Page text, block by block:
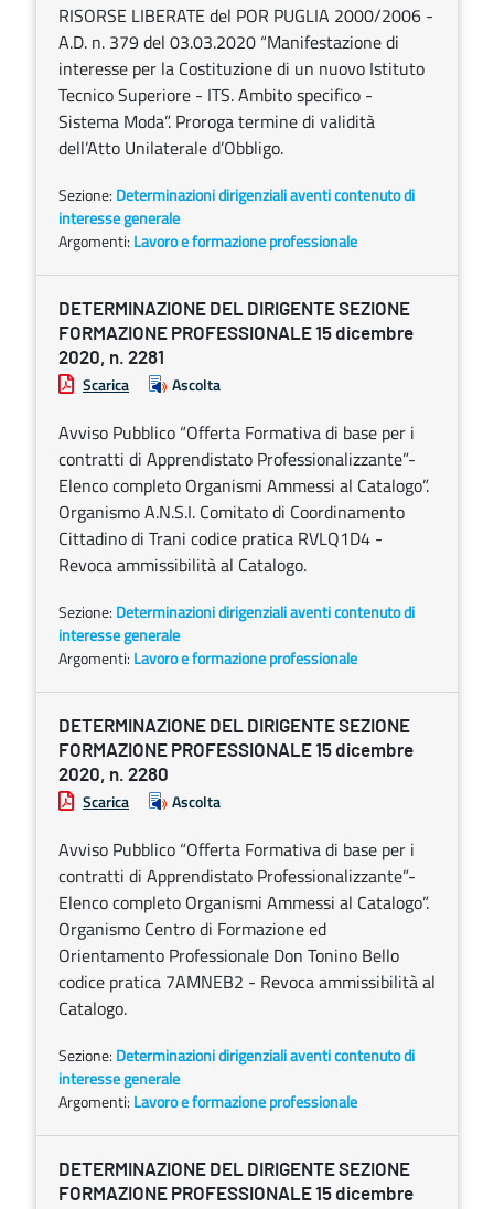
RISORSE LIBERATE del POR PUGLIA 2000/2006 -
A.D. n. 379 del 03.03.2020 “Manifestazione di
interesse per la Costituzione di un nuovo Istituto
Tecnico Superiore - ITS. Ambito specifico -
Sistema Moda”. Proroga termine di validità
dell’Atto Unilaterale d’Obbligo.
Sezione: Determinazioni dirigenziali aventi contenuto di
interesse generale
Argomenti: Lavoro e formazione professionale
DETERMINAZIONE DEL DIRIGENTE SEZIONE
FORMAZIONE PROFESSIONALE 15 dicembre
2020, n. 2281
Scarica Ascolta
Avviso Pubblico “Offerta Formativa di base per i
contratti di Apprendistato Professionalizzante”-
Elenco completo Organismi Ammessi al Catalogo”.
Organismo A.N.S.I. Comitato di Coordinamento
Cittadino di Trani codice pratica RVLQ1D4 -
Revoca ammissibilità al Catalogo.
Sezione: Determinazioni dirigenziali aventi contenuto di
interesse generale
Argomenti: Lavoro e formazione professionale
DETERMINAZIONE DEL DIRIGENTE SEZIONE
FORMAZIONE PROFESSIONALE 15 dicembre
2020, n. 2280
Scarica Ascolta
Avviso Pubblico “Offerta Formativa di base per i
contratti di Apprendistato Professionalizzante”-
Elenco completo Organismi Ammessi al Catalogo”.
Organismo Centro di Formazione ed
Orientamento Professionale Don Tonino Bello
codice pratica 7AMNEB2 - Revoca ammissibilità al
Catalogo.
Sezione: Determinazioni dirigenziali aventi contenuto di
interesse generale
Argomenti: Lavoro e formazione professionale
DETERMINAZIONE DEL DIRIGENTE SEZIONE
FORMAZIONE PROFESSIONALE 15 dicembre